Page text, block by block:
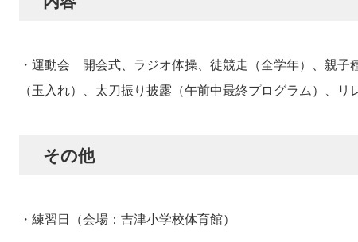
・運動会 開会式、ラジオ体操、徒競走（全学年）、親子
（玉入れ）、太刀振り披露（午前中最終プログラム）、リ
​その他
・練習日（会場：吉津小学校体育館）